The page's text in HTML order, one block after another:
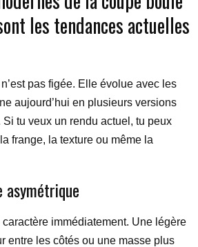
les tendances actuelles
pas figée. Elle évolue avec les
aujourd’hui en plusieurs versions
tu veux un rendu actuel, tu peux
frange, la texture ou même la
asymétrique
immédiatement. Une légère
entre les côtés ou une masse plus